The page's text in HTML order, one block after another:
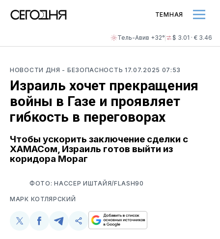
Тель-Авив +32° $ 3.01 · € 3.46
ТЕМНАЯ
НОВОСТИ ДНЯ - БЕЗОПАСНОСТЬ 17.07.2025 07:53
Израиль хочет прекращения
войны в Газе и проявляет
гибкость в переговорах
Чтобы ускорить заключение сделки с
ХАМАСом, Израиль готов выйти из
коридора Мораг
ФОТО: НАССЕР ИШТАЙЯ/FLASH90
МАРК КОТЛЯРСКИЙ
Поделиться
Поделиться
Поделиться
Скопируйте